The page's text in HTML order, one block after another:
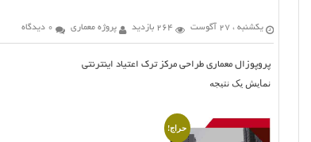
یکشنبه ، 27 آگوست 264 بازدید پروژه معماری 0 دیدگاه
پروپوزال معماری طراحی مرکز ترک اعتیاد اینترنتی
نمایش یک نتیجه
حراج!